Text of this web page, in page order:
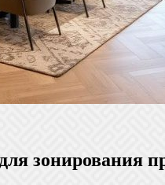
зонирования